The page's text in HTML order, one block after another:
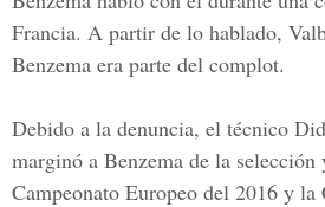
Francia. A partir de lo hablado,
Benzema era parte del complot.
Debido a la denuncia, el técnico
marginó a Benzema de la
Campeonato Europeo del 2016 y